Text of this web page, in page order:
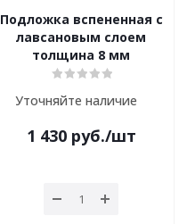
Подложка вспененная с
лавсановым слоем
толщина 8 мм
Уточняйте наличие
1 430руб./шт